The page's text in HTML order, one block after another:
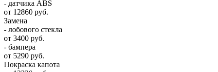
- датчика ABS
от 12860 руб.
Замена
- лобового стекла
от 3400 руб.
- бампера
от 5290 руб.
Покраска капота